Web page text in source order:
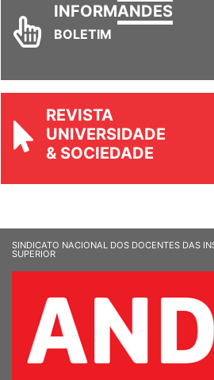
INFORMANDES
BOLETIM
REVISTA
UNIVERSIDADE
& SOCIEDADE
SINDICATO NACIONAL DOS DOCENTES DAS
SUPERIOR